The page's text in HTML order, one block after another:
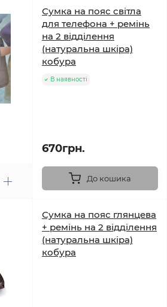
Сумка на пояс світла
для телефона + ремінь
на 2 відділення
(натуральна шкіра)
кобура
В наявності
670грн.
До кошика
Сумка на пояс глянцева
+ ремінь на 2 відділення
(натуральна шкіра)
кобура